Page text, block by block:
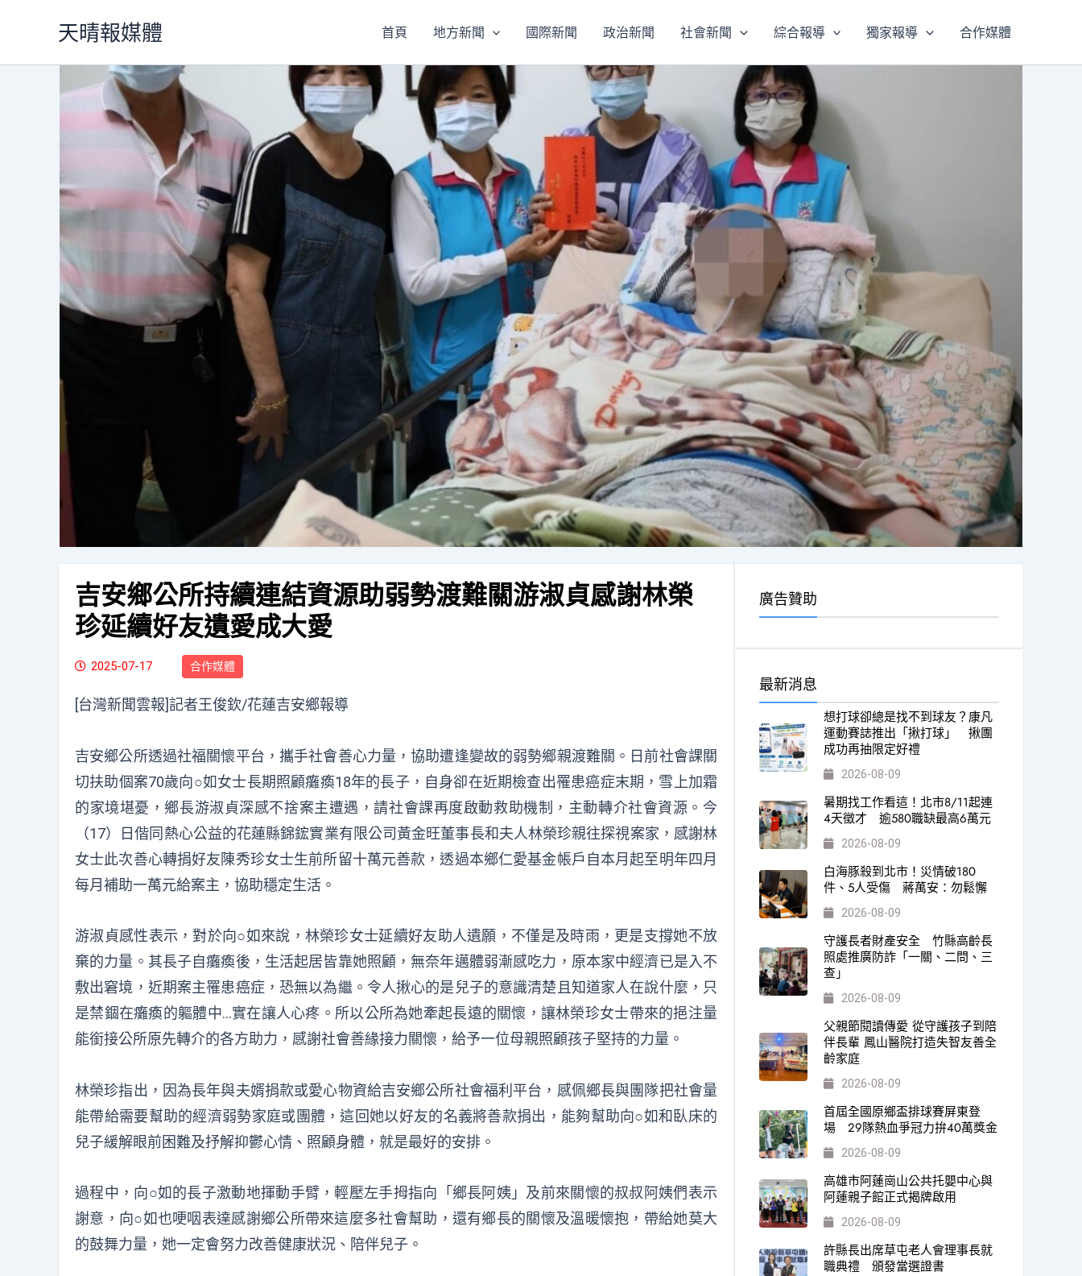
天晴報媒體 首頁 地方新聞 國際新聞 政治新聞 社會新聞 綜合報導 獨家報導 合作媒體
吉安鄉公所持續連結資源助弱勢渡難關游淑貞感謝林榮
珍延續好友遺愛成大愛
2025-07-17 合作媒體
[台灣新聞雲報]記者王俊欽/花蓮吉安鄉報導
吉安鄉公所透過社福關懷平台，攜手社會善心力量，協助遭逢變故的弱勢鄉親渡難關。日前社會課關
切扶助個案70歲向○如女士長期照顧癱瘓18年的長子，自身卻在近期檢查出罹患癌症末期，雪上加霜
的家境堪憂，鄉長游淑貞深感不捨案主遭遇，請社會課再度啟動救助機制，主動轉介社會資源。今
（17）日偕同熱心公益的花蓮縣錦鋐實業有限公司黃金旺董事長和夫人林榮珍親往探視案家，感謝林
女士此次善心轉捐好友陳秀珍女士生前所留十萬元善款，透過本鄉仁愛基金帳戶自本月起至明年四月
每月補助一萬元給案主，協助穩定生活。
游淑貞感性表示，對於向○如來說，林榮珍女士延續好友助人遺願，不僅是及時雨，更是支撐她不放
棄的力量。其長子自癱瘓後，生活起居皆靠她照顧，無奈年邁體弱漸感吃力，原本家中經濟已是入不
敷出窘境，近期案主罹患癌症，恐無以為繼。令人揪心的是兒子的意識清楚且知道家人在說什麼，只
是禁錮在癱瘓的軀體中…實在讓人心疼。所以公所為她牽起長遠的關懷，讓林榮珍女士帶來的挹注量
能銜接公所原先轉介的各方助力，感謝社會善緣接力關懷，給予一位母親照顧孩子堅持的力量。
林榮珍指出，因為長年與夫婿捐款或愛心物資給吉安鄉公所社會福利平台，感佩鄉長與團隊把社會量
能帶給需要幫助的經濟弱勢家庭或團體，這回她以好友的名義將善款捐出，能夠幫助向○如和臥床的
兒子緩解眼前困難及抒解抑鬱心情、照顧身體，就是最好的安排。
過程中，向○如的長子激動地揮動手臂，輕壓左手拇指向「鄉長阿姨」及前來關懷的叔叔阿姨們表示
謝意，向○如也哽咽表達感謝鄉公所帶來這麼多社會幫助，還有鄉長的關懷及溫暖懷抱，帶給她莫大
的鼓舞力量，她一定會努力改善健康狀況、陪伴兒子。
廣告贊助
最新消息
想打球卻總是找不到球友？康凡
運動賽誌推出「揪打球」 揪團
成功再抽限定好禮
2026-08-09
暑期找工作看這！北市8/11起連
4天徵才 逾580職缺最高6萬元
2026-08-09
白海豚殺到北市！災情破180
件、5人受傷 蔣萬安：勿鬆懈
2026-08-09
守護長者財產安全 竹縣高齡長
照處推廣防詐「一關、二問、三
查」
2026-08-09
父親節閱讀傳愛 從守護孩子到陪
伴長輩 鳳山醫院打造失智友善全
齡家庭
2026-08-09
首屆全國原鄉盃排球賽屏東登
場 29隊熱血爭冠力拚40萬獎金
2026-08-09
高雄市阿蓮崗山公共托嬰中心與
阿蓮親子館正式揭牌啟用
2026-08-09
許縣長出席草屯老人會理事長就
職典禮 頒發當選證書